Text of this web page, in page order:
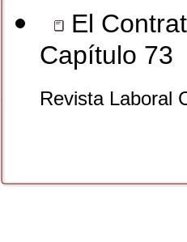
El
Capítulo 73
Revista Laboral